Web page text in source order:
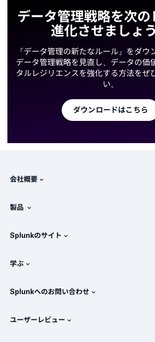
データ管理戦略を次の
進化させましょう
『データ管理の新たなルール』をダウ
データ管理戦略を見直し、データの価
タルレジリエンスを強化する方法をぜ
い。
ダウンロードはこちら
会社概要
Splunkと他社製品の比較
ニュースルーム
Splunkによる保護
製品
価格
すべての製品を見る
Splunkのサイト
トレーニングと認定
Splunkストア
学ぶ
OpenTelemetryの概要
Splunkへのお問い合わせ
ユーザーレビュー